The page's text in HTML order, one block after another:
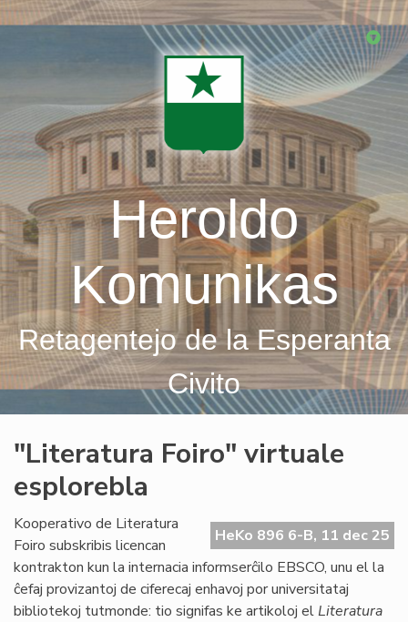
Skip
Heroldo
Komunikas
Retagentejo de la Esperanta
Civito
"Literatura Foiro" virtuale
esplorebla
HeKo 896 6-B, 11 dec 25
Kooperativo de Literatura
Foiro subskribis licencan
kontrakton kun la internacia informserĉilo EBSCO, unu el la
ĉefaj provizantoj de ciferecaj enhavoj por universitataj
bibliotekoj tutmonde: tio signifas ke artikoloj elLiteratura